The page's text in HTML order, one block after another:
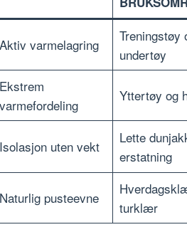
Aktiv varmelagring
Treningstøy
undertøy
Ekstrem
varmefordeling
Yttertøy og
Isolasjon uten vekt
Lette
erstatning
Naturlig pusteevne
turklær